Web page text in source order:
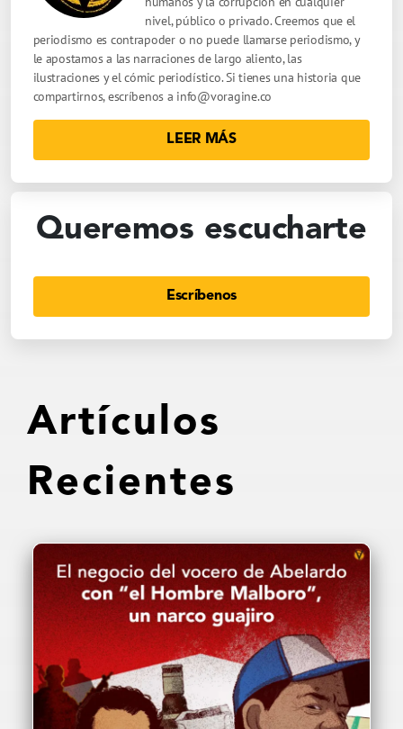
nivel, público o privado. Creemos que el
periodismo es contrapoder o no puede llamarse periodismo, y
le apostamos a las narraciones de largo aliento, las
ilustraciones y el cómic periodístico. Si tienes una historia que
compartirnos, escríbenos a info@voragine.co
LEER MÁS
Queremos escucharte
Escríbenos
Artículos
Recientes